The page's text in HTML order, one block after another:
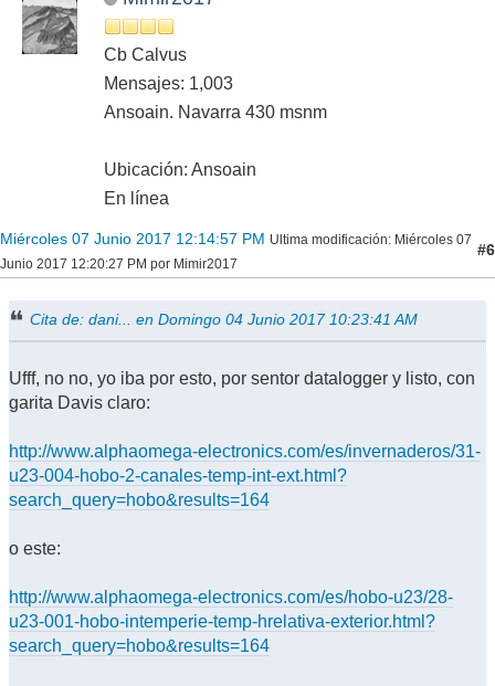
Cb Calvus
Mensajes: 1,003
Ansoain. Navarra 430 msnm
Ubicación: Ansoain
En línea
Miércoles 07 Junio 2017 12:14:57 PM Ultima modificación: Miércoles 07
Junio 2017 12:20:27 PM por Mimir2017
#6
Cita de: dani... en Domingo 04 Junio 2017 10:23:41 AM
Ufff, no no, yo iba por esto, por sentor datalogger y listo, con
garita Davis claro:
http://www.alphaomega-electronics.com/es/invernaderos/31-
u23-004-hobo-2-canales-temp-int-ext.html?
search_query=hobo&results=164
o este:
http://www.alphaomega-electronics.com/es/hobo-u23/28-
u23-001-hobo-intemperie-temp-hrelativa-exterior.html?
search_query=hobo&results=164